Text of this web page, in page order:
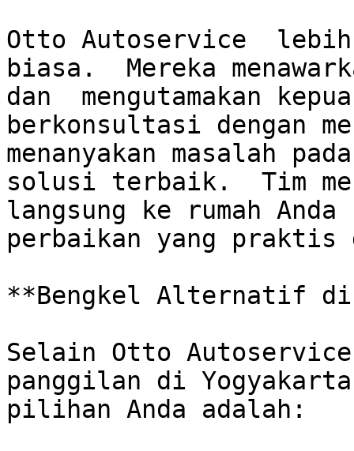
Otto Autoservice
biasa.  Mereka
dan  mengutamakan
berkonsultasi dengan
menanyakan masalah
solusi terbaik.  Tim
langsung ke rumah
perbaikan yang
**Bengkel Alternatif di
Selain Otto
panggilan di
pilihan Anda adalah: